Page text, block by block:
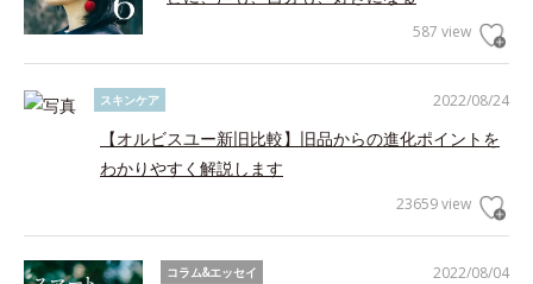
587 view
2022/08/24
スキンケア
【オルビスユー新旧比較】旧品からの進化ポイントを
わかりやすく解説します
23659 view
2022/08/04
コラム&エッセイ